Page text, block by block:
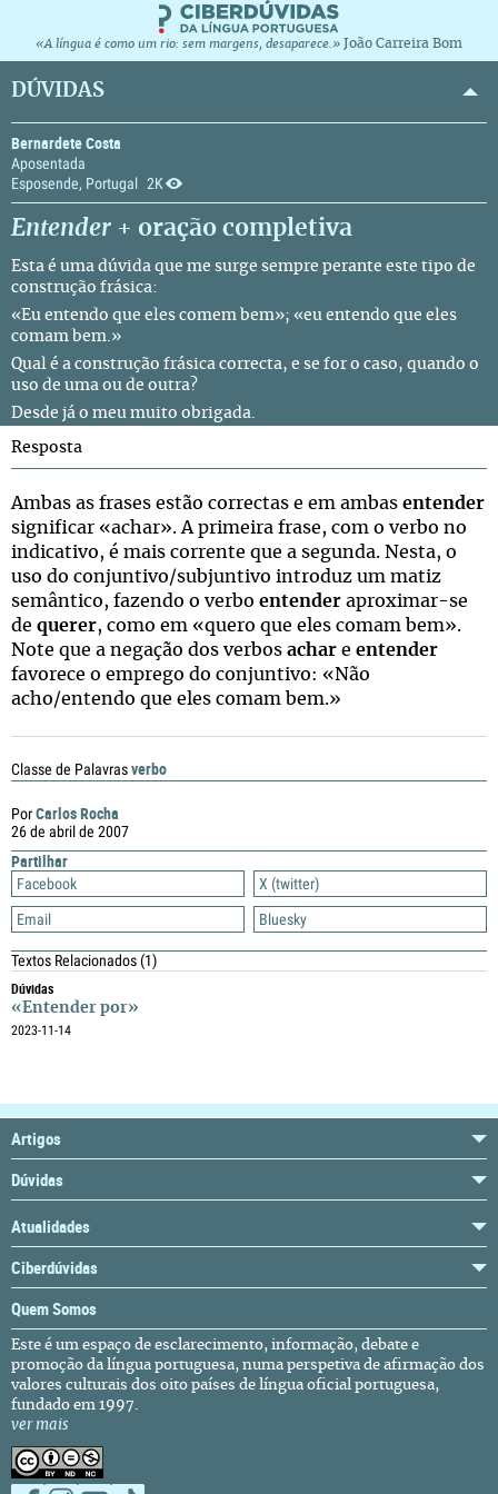
«A língua é como um rio: sem margens, desaparece.» João Carreira Bom
DÚVIDAS
Bernardete Costa
Aposentada
Esposende, Portugal 2K
Entender + oração completiva
Esta é uma dúvida que me surge sempre perante este tipo de
construção frásica:
«Eu entendo que eles comem bem»; «eu entendo que eles
comam bem.»
Qual é a construção frásica correcta, e se for o caso, quando o
uso de uma ou de outra?
Desde já o meu muito obrigada.
PorCarlos Rocha
26 de abril de 2007
Partilhar
Facebook
X (twitter)
Email
Bluesky
Textos Relacionados(1)
Dúvidas
«Entender por»
2023-11-14
Resposta
Ambas as frases estão correctas e em ambas entender
significar «achar». A primeira frase, com o verbo no
indicativo, é mais corrente que a segunda. Nesta, o
uso do conjuntivo/subjuntivo introduz um matiz
semântico, fazendo o verbo entender aproximar-se
de querer, como em «quero que eles comam bem».
Note que a negação dos verbos achar e entender
favorece o emprego do conjuntivo: «Não
acho/entendo que eles comam bem.»
Classe de Palavrasverbo
Artigos
Dúvidas
Atualidades
Ciberdúvidas
Quem Somos
Este é um espaço de esclarecimento, informação, debate e
promoção da língua portuguesa, numa perspetiva de afirmação dos
valores culturais dos oito países de língua oficial portuguesa,
fundado em 1997.
ver mais